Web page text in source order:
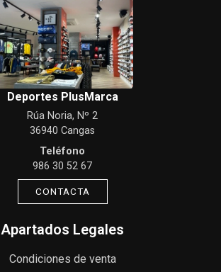
Deportes PlusMarca
Rúa Noria, Nº 2
36940 Cangas
Teléfono
986 30 52 67
CONTACTA
Apartados Legales
Condiciones de venta